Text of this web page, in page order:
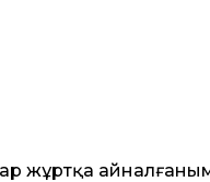
бар жұртқа